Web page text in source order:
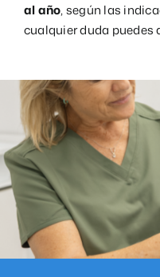
al año, según las
cualquier duda puedes